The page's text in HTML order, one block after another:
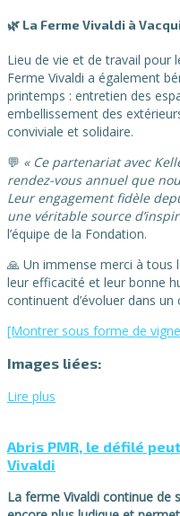
🌿 La Ferme Vivaldi à
Lieu de vie et de travail pour
Ferme Vivaldi a également
printemps : entretien des
embellissement des
conviviale et solidaire.
💬 « Ce partenariat avec
rendez-vous annuel que
Leur engagement fidèle
une véritable source
l’équipe de la Fondation.
🙏 Un immense merci à tous
leur efficacité et leur bonne
continuent d’évoluer dans
[Montrer sous forme de
Images liées:
Lire plus
Abris PMR, le défilé
Vivaldi
La ferme Vivaldi continue de